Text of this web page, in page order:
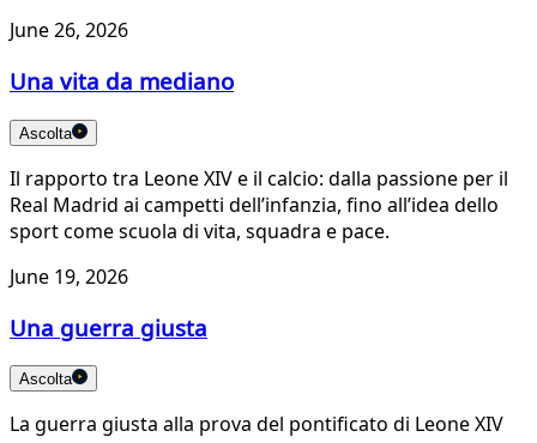
June 26, 2026
Una vita da mediano
Ascolta
Il rapporto tra Leone XIV e il calcio: dalla passione per il
Real Madrid ai campetti dell’infanzia, fino all’idea dello
sport come scuola di vita, squadra e pace.
June 19, 2026
Una guerra giusta
Ascolta
La guerra giusta alla prova del pontificato di Leone XIV